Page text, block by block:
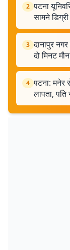
2 पटना
सामने
3 दानापुर
दो मिनट
4 पटना: मनेर
लापता,